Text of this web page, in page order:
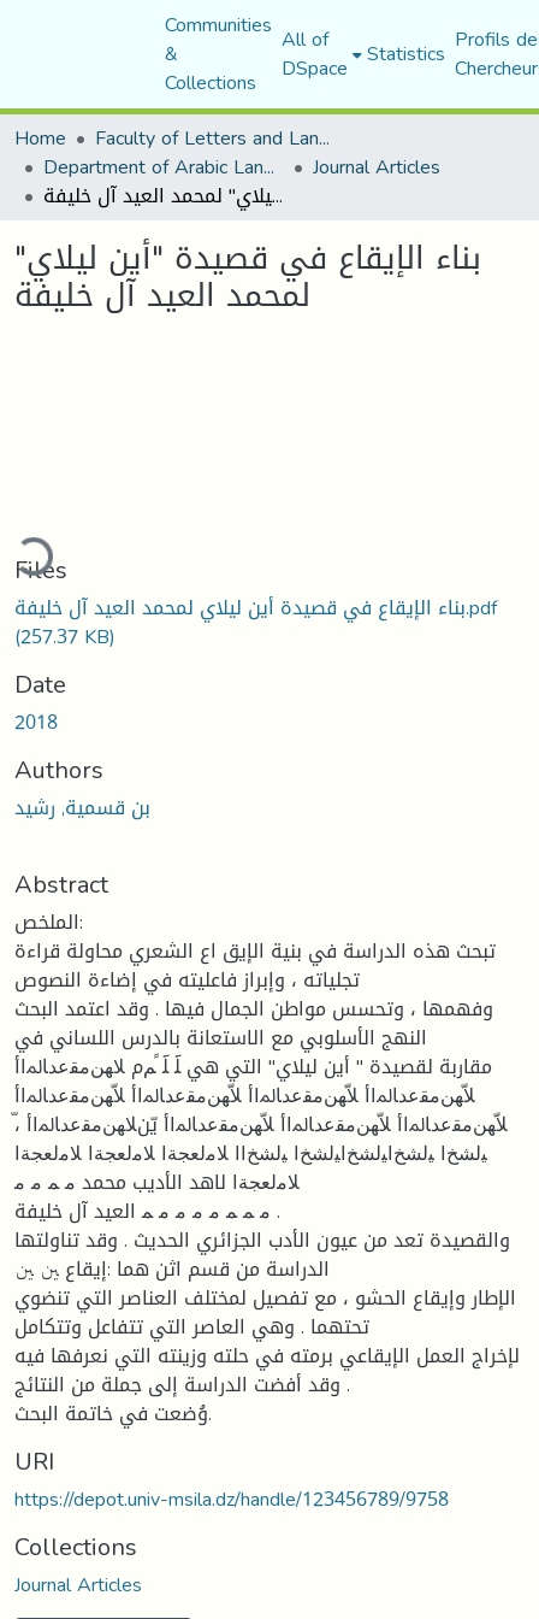
Communities
&
Collections
All of
DSpace Statistics Profils
Home
Faculty of Letters and Languages
Department of Arabic Language and Literature Journal Articles
بناء الإيقاع في قصيدة "أين ليلاي" لمحمد العيد آل خليفة
بناء الإيقاع في قصيدة "أين ليلاي"
لمحمد العيد آل خليفة
Files
بناء الإيقاع في قصيدة أين ليلاي لمحمد العيد آل خليفة.pdf
(257.37 KB)
Date
2018
Authors
بن قسمية, رشيد
Abstract
الملخص:
تبحث هذه الدراسة في بنية الإيق اع الشعري محاولة قراءة
تجلياته ، وإبراز فاعليته في إضاءة النصوص
وفهمها ، وتحسس مواطن الجمال فيها . وقد اعتمد البحث
النهج الأسلوبي مع الاستعانة بالدرس اللساني في
مقاربة لقصيدة " أين ليلاي" التي هي ﻠََ ﻠََ ََﻢم ﻼﻬﻦﻣﻘﻋﺪﺎﳌاأ
ﻼّﻬﻦﻣﻘﻋﺪﺎﳌاأ ﻼّﻬﻦﻣﻘﻋﺪﺎﳌاأ ﻼّﻬﻦﻣﻘﻋﺪﺎﳌاأ ﻼّﻬﻦﻣﻘﻋﺪﺎﳌاأ
ﻼّﻬﻦﻣﻘﻋﺪﺎﳌاأ ﻼّﻬﻦﻣﻘﻋﺪﺎﳌاأ ﻼّﻬﻦﻣﻘﻋﺪﺎﳌاأ يّنﻼﻬﻦﻣﻘﻋﺪﺎﳌاأ ،ّ
ﻴﻟﺸﺦا ﻴﻟﺸﺦاﻴﻟﺸﺦاﻴﻟﺸﺦا ﻴﻟﺸﺦاا ﻼﻣﻟﻌﺠﺔا ﻼﻣﻟﻌﺠﺔا ﻼﻣﻟﻌﺠﺔا
ﻼﻣﻟﻌﺠﺔا لاهد الأديب محمد ﻣ ﻤ ﻣ ﻣ
ﻣ ﻤ ﻤ ﻣ ﻣ ﻣ ﻣ ﻤ العيد آل خليفة .
والقصيدة تعد من عيون الأدب الجزائري الحديث . وقد تناولتها
الدراسة من قسم اثن هما :إيقاع ﲔ ﲔ
الإطار وإيقاع الحشو ، مع تفصيل لمختلف العناصر التي تنضوي
تحتهما . وهي العاصر التي تتفاعل وتتكامل
لإخراج العمل الإيقاعي برمته في حلته وزينته التي نعرفها فيه
. وقد أفضت الدراسة إلى جملة من النتائج
وُضعت في خاتمة البحث.
URI
https://depot.univ-msila.dz/handle/123456789/9758
Collections
Journal Articles